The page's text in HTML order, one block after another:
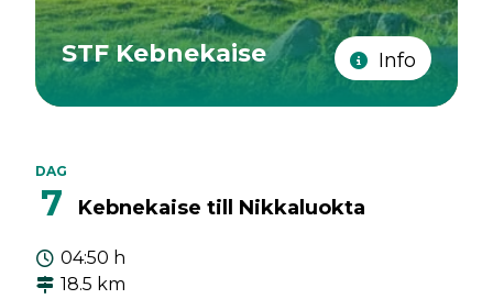
STF Kebnekaise Info
DAG
7 Kebnekaise till Nikkaluokta
04:50 h
18.5 km